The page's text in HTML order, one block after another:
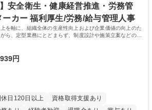
。 「これまでの幅広い経験を活かし、長期的な
う前向きな意欲と挑戦を全力で応援します。 学
学 高専 短大 専修学校 高校 語学力： 資格：日商
2級 日商簿記検定3級
安全衛生・健康経営推進・労務管
カー 福利厚生/労務/給与管理人事
を軸に、組織全体の生産性向上および企業価値の向上のた
ら、定型業務にとどまらず、制度設計や施策立案などの上
す。
円
休日120日以上
資格取得支援あり